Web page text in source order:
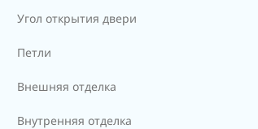
Угол открытия двери
Петли
Внешняя отделка
Внутренняя отделка